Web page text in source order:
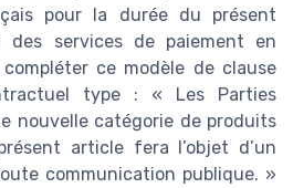
pour la durée du présent
des services de paiement en
ce modèle de clause
type : « Les Parties
nouvelle catégorie de produits
article fera l’objet d’un
communication publique. »